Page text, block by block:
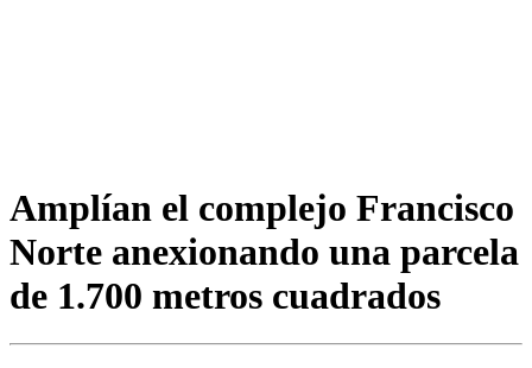
Amplían el complejo Francisco
Norte anexionando una parcela
de 1.700 metros cuadrados